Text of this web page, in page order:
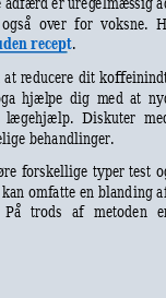
også over for voksne.
recept.
at reducere dit koffe
hjælpe dig med at
lægehjælp. Diskuter me
behandlinger.
forskellige typer test o
kan omfatte en blandinga
På trods af metoden e